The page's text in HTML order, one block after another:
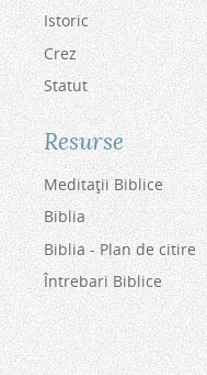
Istoric
Crez
Statut
Resurse
Meditaţii Biblice
Biblia
Biblia - Plan de citire
Întrebari Biblice